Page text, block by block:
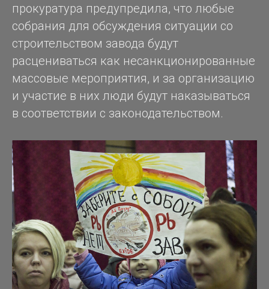
прокуратура предупредила, что любые
собрания для обсуждения ситуации со
строительством завода будут
расцениваться как несанкционированные
массовые мероприятия, и за организацию
и участие в них люди будут наказываться
в соответствии с законодательством.